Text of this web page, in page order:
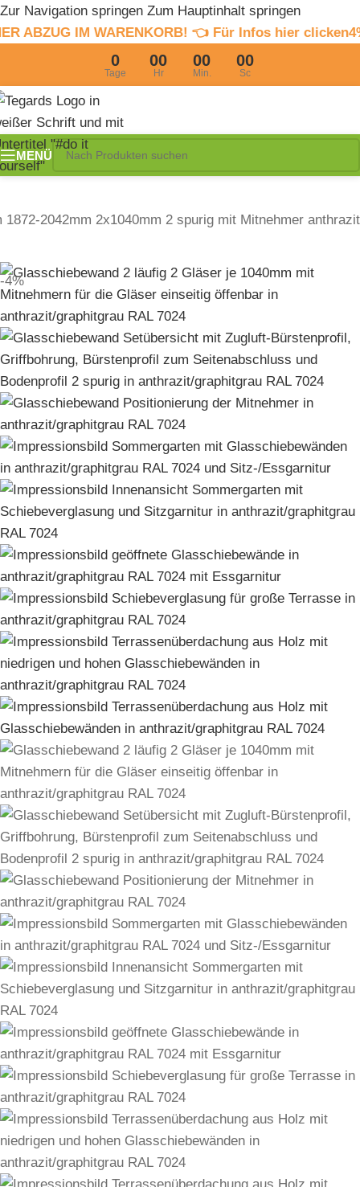
Zur Navigation springen Zum Hauptinhalt springen
👈 Für Infos hier clicken4%
0
Tage
00
Hr
00
Min.
00
Sc
MENÜ
2042mm 2x1040mm 2 spurig mit Mitnehmer anthrazit
-4%